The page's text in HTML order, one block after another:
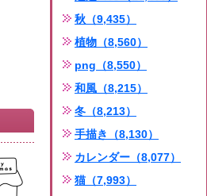
秋（9,435）
植物（8,560）
png（8,550）
和風（8,215）
冬（8,213）
手描き（8,130）
カレンダー（8,077）
猫（7,993）